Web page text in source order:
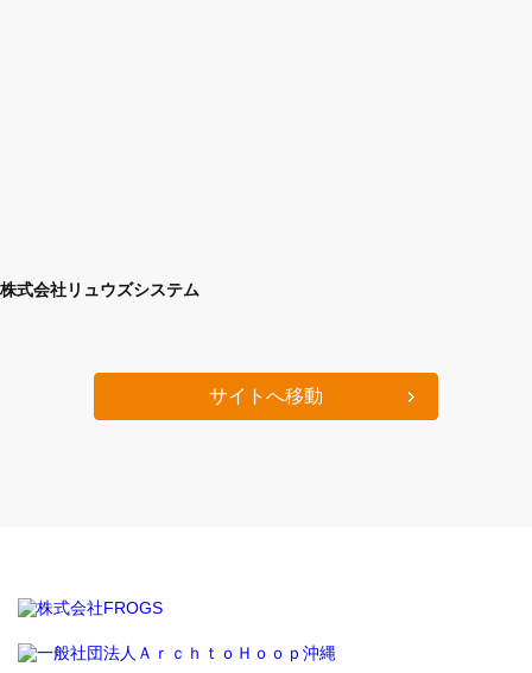
株式会社リュウズシステム
サイトへ移動